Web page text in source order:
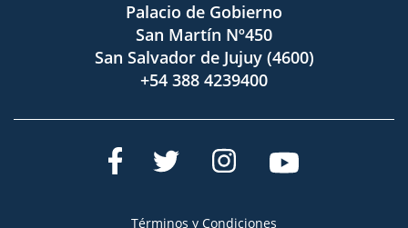
Palacio de Gobierno
San Martín Nº450
San Salvador de Jujuy (4600)
+54 388 4239400
Términos y Condiciones